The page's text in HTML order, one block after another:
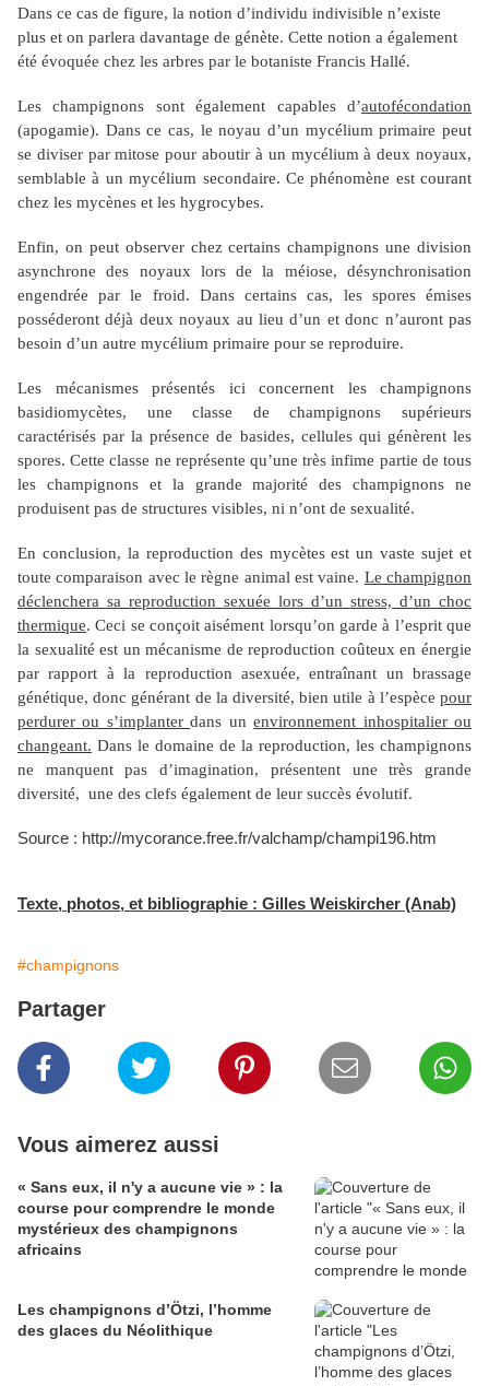
Dans ce cas de figure, la notion d’individu indivisible n’existe
plus et on parlera davantage de génète. Cette notion a également
été évoquée chez les arbres par le botaniste Francis Hallé.
Les champignons sont également capables d’autofécondation
(apogamie). Dans ce cas, le noyau d’un mycélium primaire peut
se diviser par mitose pour aboutir à un mycélium à deux noyaux,
semblable à un mycélium secondaire. Ce phénomène est courant
chez les mycènes et les hygrocybes.
Enfin, on peut observer chez certains champignons une division
asynchrone des noyaux lors de la méiose, désynchronisation
engendrée par le froid. Dans certains cas, les spores émises
posséderont déjà deux noyaux au lieu d’un et donc n’auront pas
besoin d’un autre mycélium primaire pour se reproduire.
Les mécanismes présentés ici concernent les champignons
basidiomycètes, une classe de champignons supérieurs
caractérisés par la présence de basides, cellules qui génèrent les
spores. Cette classe ne représente qu’une très infime partie de tous
les champignons et la grande majorité des champignons ne
produisent pas de structures visibles, ni n’ont de sexualité.
En conclusion, la reproduction des mycètes est un vaste sujet et
toute comparaison avec le règne animal est vaine. Le champignon
déclenchera sa reproduction sexuée lors d’un stress, d’un choc
thermique. Ceci se conçoit aisément lorsqu’on garde à l’esprit que
la sexualité est un mécanisme de reproduction coûteux en énergie
par rapport à la reproduction asexuée, entraînant un brassage
génétique, donc générant de la diversité, bien utile à l’espèce pour
perdurer ou s’implanterdans unenvironnement inhospitalier ou
changeant. Dans le domaine de la reproduction, les champignons
ne manquent pas d’imagination, présentent une très grande
diversité, une des clefs également de leur succès évolutif.
Source : http://mycorance.free.fr/valchamp/champi196.htm
Texte, photos, et bibliographie : Gilles Weiskircher (Anab)
#champignons
Partager
Vous aimerez aussi
« Sans eux, il n'y a aucune vie » : la
course pour comprendre le monde
mystérieux des champignons
africains
Les champignons d’Ötzi, l’homme
des glaces du Néolithique